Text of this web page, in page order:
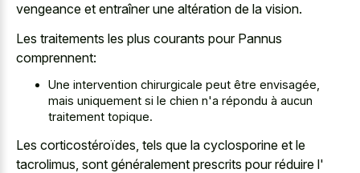
vengeance et entraîner une altération de la vision.
Les traitements les plus courants pour Pannus
comprennent:
Une intervention chirurgicale peut être envisagée,
mais uniquement si le chien n'a répondu à aucun
traitement topique.
Les corticostéroïdes, tels que la cyclosporine et le
tacrolimus, sont généralement prescrits pour réduire l'